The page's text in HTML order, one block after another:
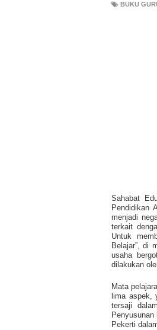
BUKU
Sahabat
Pendidikan
menjadi
terkait
Untuk
Belajar”, di
usaha
dilakukan
Mata
lima aspek,
tersaji
Pekerti